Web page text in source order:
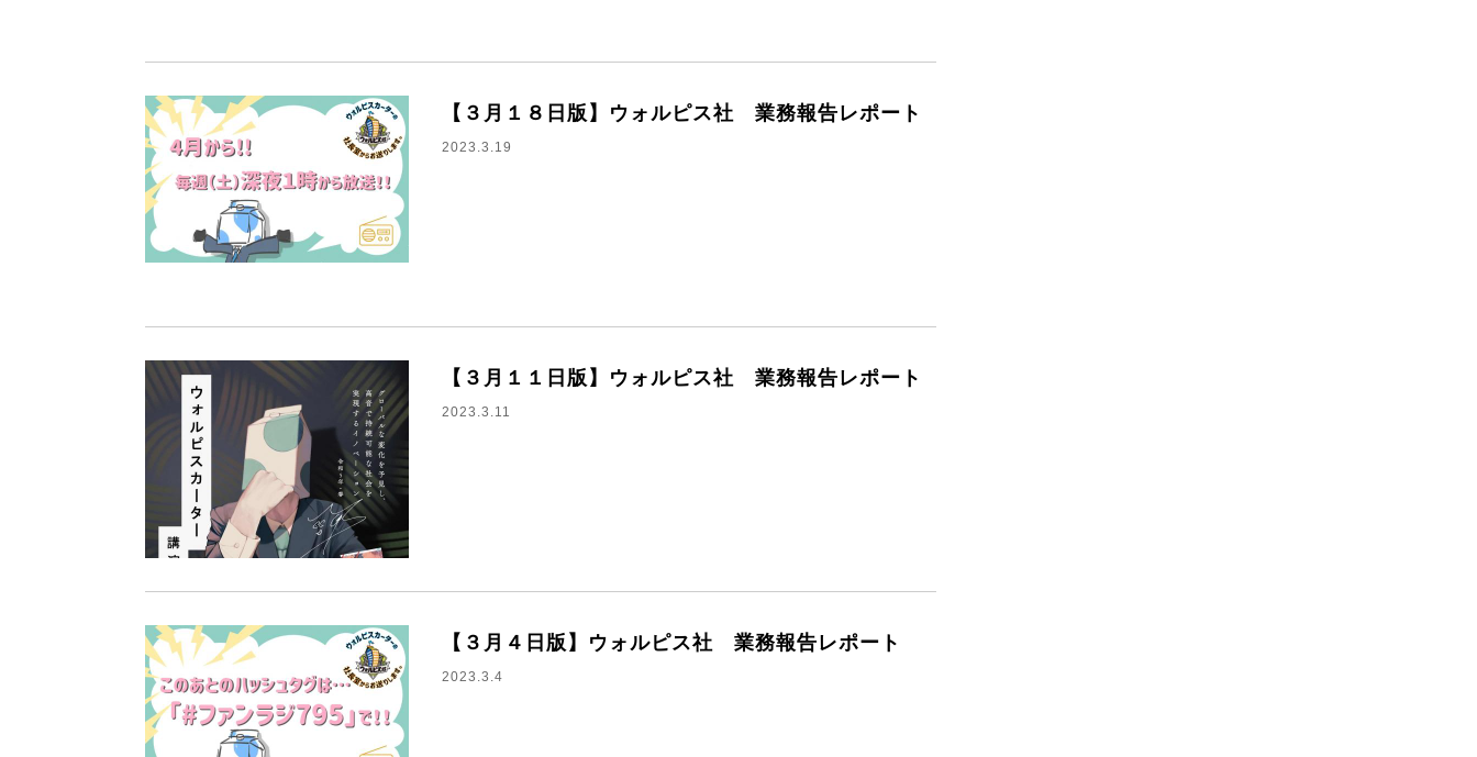
【３月１８日版】ウォルピス社 業務報告レポート
2023.3.19
【３月１１日版】ウォルピス社 業務報告レポート
2023.3.11
【３月４日版】ウォルピス社 業務報告レポート
2023.3.4